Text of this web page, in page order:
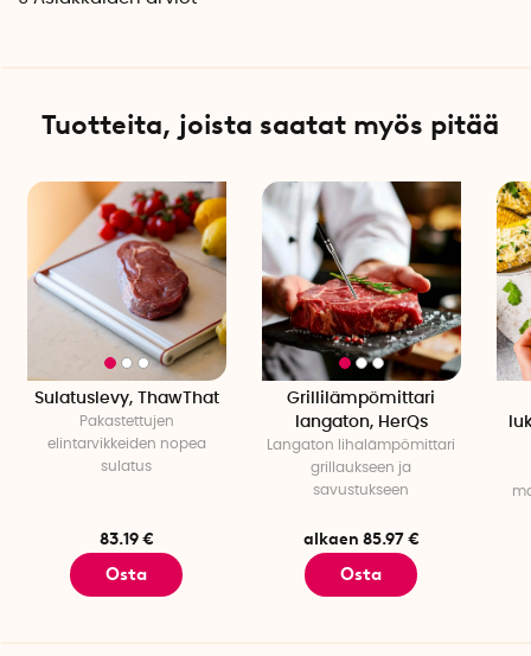
Tuotteita, joista saatat myös pitää
Sulatuslevy, ThawThat
Pakastettujen
elintarvikkeiden nopea
sulatus
83.19 €
Osta
Grillilämpömittari
langaton, HerQs
Langaton lihalämpömittari
grillaukseen ja
savustukseen
alkaen 85.97 €
Osta